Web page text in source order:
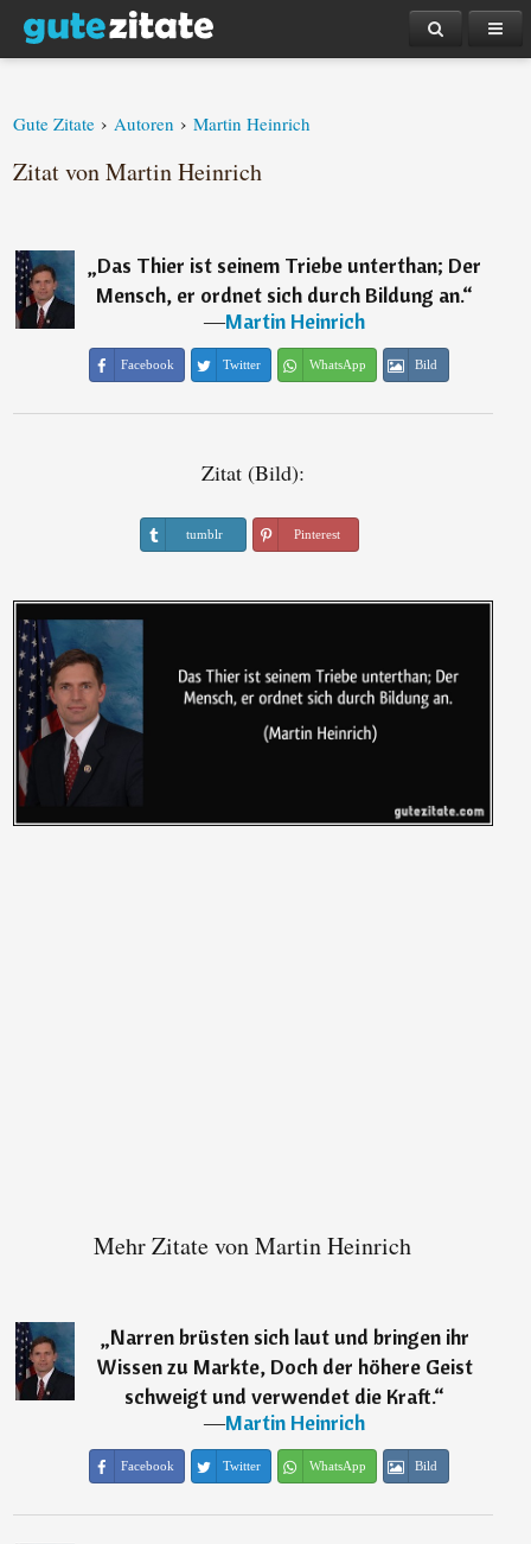
Gute Zitate › Autoren › Martin Heinrich
Zitat von Martin Heinrich
„Das Thier ist seinem Triebe unterthan; Der
Mensch, er ordnet sich durch Bildung an.“
―Martin Heinrich
Facebook Twitter WhatsApp Bild
Zitat (Bild):
tumblr Pinterest
Mehr Zitate von Martin Heinrich
„Narren brüsten sich laut und bringen ihr
Wissen zu Markte, Doch der höhere Geist
schweigt und verwendet die Kraft.“
―Martin Heinrich
Facebook Twitter WhatsApp Bild